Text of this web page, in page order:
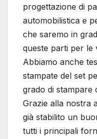
progettazione di
automobilistica e
che saremo in
queste parti per le
Abbiamo anche
stampate del set
grado di stampare
Grazie alla nostra
già stabilito un
tutti i principali